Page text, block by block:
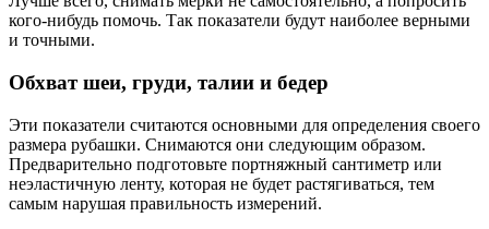
кого-нибудь помочь. Так показатели будут наиболее верными
и точными.
Обхват шеи, груди, талии и бедер
Эти показатели считаются основными для определения своего
размера рубашки. Снимаются они следующим образом.
Предварительно подготовьте портняжный сантиметр или
неэластичную ленту, которая не будет растягиваться, тем
самым нарушая правильность измерений.